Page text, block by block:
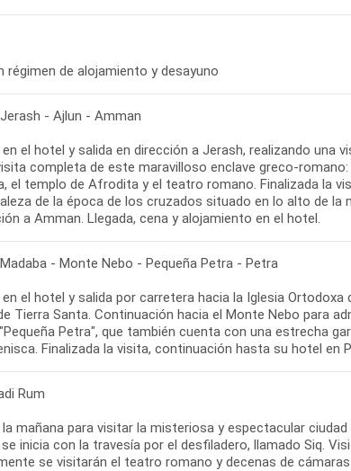
régimen de alojamiento y desayuno
- Ajlun - Amman
en el hotel y salida en dirección a Jerash, realizando una
completa de este maravilloso enclave greco-
el templo de Afrodita y el teatro romano. Finalizada la
de la época de los cruzados situado en lo alto de
a Amman. Llegada, cena y alojamiento en el hotel.
- Monte Nebo - Pequeña Petra - Petra
en el hotel y salida por carretera hacia la Iglesia
Tierra Santa. Continuación hacia el Monte Nebo para
Petra", que también cuenta con una estrecha
Finalizada la visita, continuación hasta su hotel en
Rum
la mañana para visitar la misteriosa y espectacular
inicia con la travesía por el desfiladero, llamado Siq.
se visitarán el teatro romano y decenas de